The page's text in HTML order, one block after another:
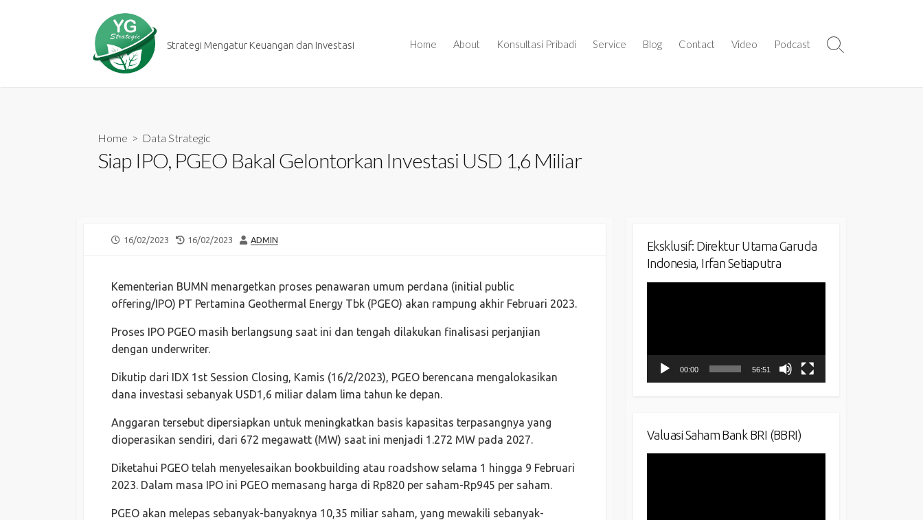
Strategi Mengatur Keuangan dan Investasi Home About Konsultasi Pribadi Service Blog Contact Video Podcast
Search
Home > Data Strategic
Siap IPO, PGEO Bakal Gelontorkan Investasi USD 1,6 Miliar
PUBLISHED
16/02/2023
LAST
16/02/2023 AUTHOR
ADMIN
Kementerian BUMN menargetkan proses penawaran umum perdana (initial public
offering/IPO) PT Pertamina Geothermal Energy Tbk (PGEO) akan rampung akhir Februari 2023.
Proses IPO PGEO masih berlangsung saat ini dan tengah dilakukan finalisasi perjanjian
dengan underwriter.
Dikutip dari IDX 1st Session Closing, Kamis (16/2/2023), PGEO berencana mengalokasikan
dana investasi sebanyak USD1,6 miliar dalam lima tahun ke depan.
Anggaran tersebut dipersiapkan untuk meningkatkan basis kapasitas terpasangnya yang
dioperasikan sendiri, dari 672 megawatt (MW) saat ini menjadi 1.272 MW pada 2027.
Diketahui PGEO telah menyelesaikan bookbuilding atau roadshow selama 1 hingga 9 Februari
2023. Dalam masa IPO ini PGEO memasang harga di Rp820 per saham-Rp945 per saham.
PGEO akan melepas sebanyak-banyaknya 10,35 miliar saham, yang mewakili sebanyak-
Eksklusif: Direktur Utama Garuda
Indonesia, Irfan Setiaputra
00:00 56:51
Valuasi Saham Bank BRI (BBRI)